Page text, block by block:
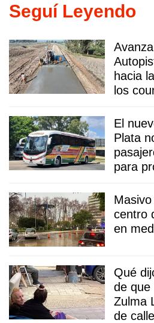
Seguí Leyendo
hacia
los
El
Plata
para
centro
en
Qué
de que
Zulma
de calle